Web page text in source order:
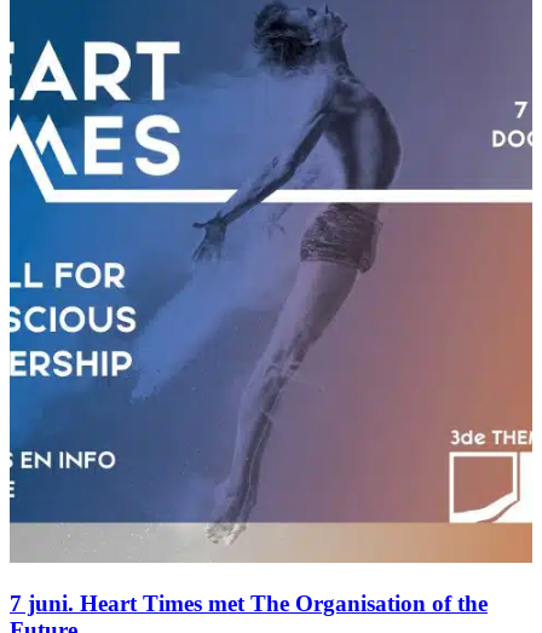
7 juni. Heart Times met The Organisation of the